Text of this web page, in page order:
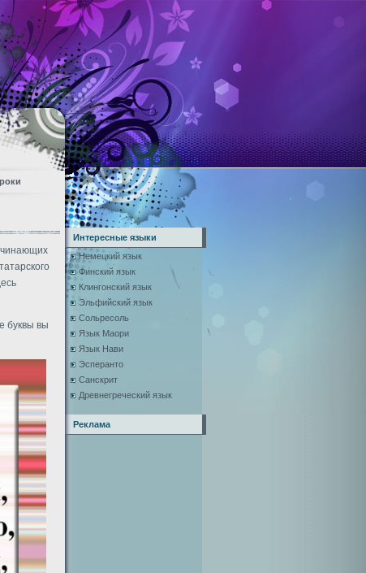
буквы вы
Интересные языки
Немецкий язык
Финский язык
Клингонский язык
Эльфийский язык
Сольресоль
Язык Маори
Язык Нави
Эсперанто
Санскрит
Древнегреческий язык
Реклама